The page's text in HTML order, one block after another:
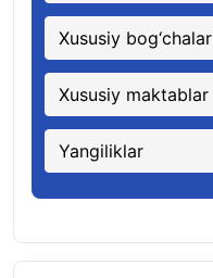
Xususiy bog‘chalar
Xususiy maktablar
Yangiliklar